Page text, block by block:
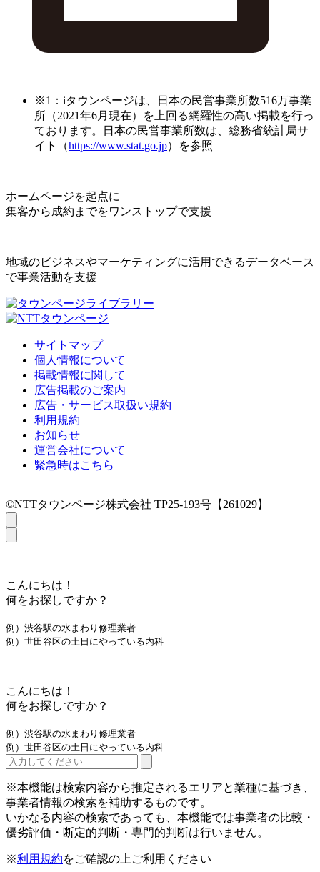
※1：iタウンページは、日本の民営事業所数516万事業
所（2021年6月現在）を上回る網羅性の高い掲載を行っ
ております。日本の民営事業所数は、総務省統計局サ
イト（https://www.stat.go.jp）を参照
ホームページを起点に
集客から成約までをワンストップで支援
地域のビジネスやマーケティングに活用できるデータベース
で事業活動を支援
サイトマップ
個人情報について
掲載情報に関して
広告掲載のご案内
広告・サービス取扱い規約
利用規約
お知らせ
運営会社について
緊急時はこちら
©NTTタウンページ株式会社 TP25-193号【261029】
こんにちは！
何をお探しですか？
例）渋谷駅の水まわり修理業者
例）世田谷区の土日にやっている内科
こんにちは！
何をお探しですか？
例）渋谷駅の水まわり修理業者
例）世田谷区の土日にやっている内科
※本機能は検索内容から推定されるエリアと業種に基づき、
事業者情報の検索を補助するものです。
いかなる内容の検索であっても、本機能では事業者の比較・
優劣評価・断定的判断・専門的判断は行いません。
※利用規約をご確認の上ご利用ください